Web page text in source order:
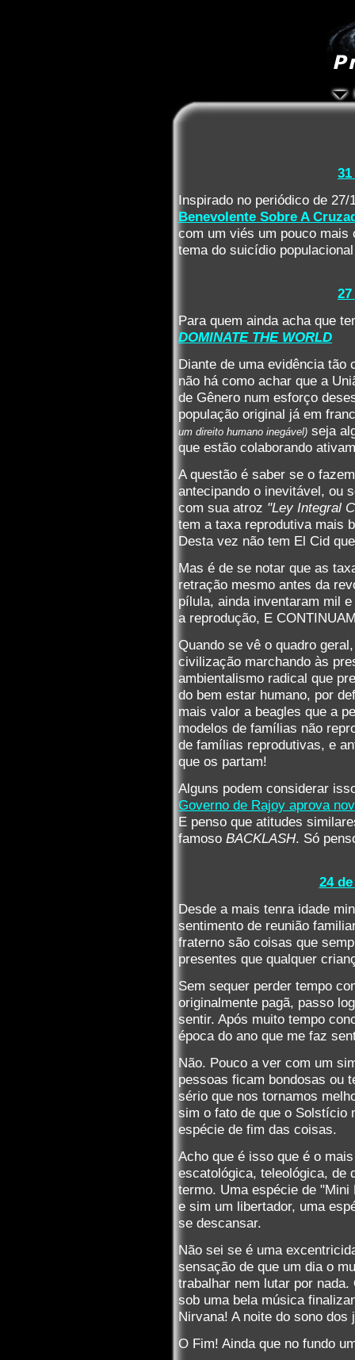
Inspirado no periódico de
Benevolente Sobre A
com um viés um pouco
tema do suicídio
Para quem ainda acha que
DOMINATE THE WORLD
Diante de uma evidência tão
não há como achar que a
de Gênero num esforço
população original já em
um direito humano inegável) seja
que estão colaborando
A questão é saber se o
antecipando o inevitável, ou
com sua atroz "Ley Integral
tem a taxa reprodutiva mais
Desta vez não tem El Cid
Mas é de se notar que as
retração mesmo antes da
pílula, ainda inventaram mil
a reprodução, E
Quando se vê o quadro
civilização marchando às
ambientalismo radical que
do bem estar humano, por
mais valor a beagles que a
modelos de famílias não
de famílias reprodutivas, e
que os partam!
Alguns podem considerar
Governo de Rajoy aprova
E penso que atitudes
famoso BACKLASH. Só
24
Desde a mais tenra idade
sentimento de reunião
fraterno são coisas que
presentes que qualquer
Sem sequer perder tempo
originalmente pagã, passo
sentir. Após muito tempo
época do ano que me faz
Não. Pouco a ver com um
pessoas ficam bondosas ou
sério que nos tornamos
sim o fato de que o Solstício
espécie de fim das coisas.
Acho que é isso que é o
escatológica, teleológica, de
termo. Uma espécie de
e sim um libertador, uma
se descansar.
Não sei se é uma
sensação de que um dia o
trabalhar nem lutar por
sob uma bela música
Nirvana! A noite do sono dos
O Fim! Ainda que no fundo